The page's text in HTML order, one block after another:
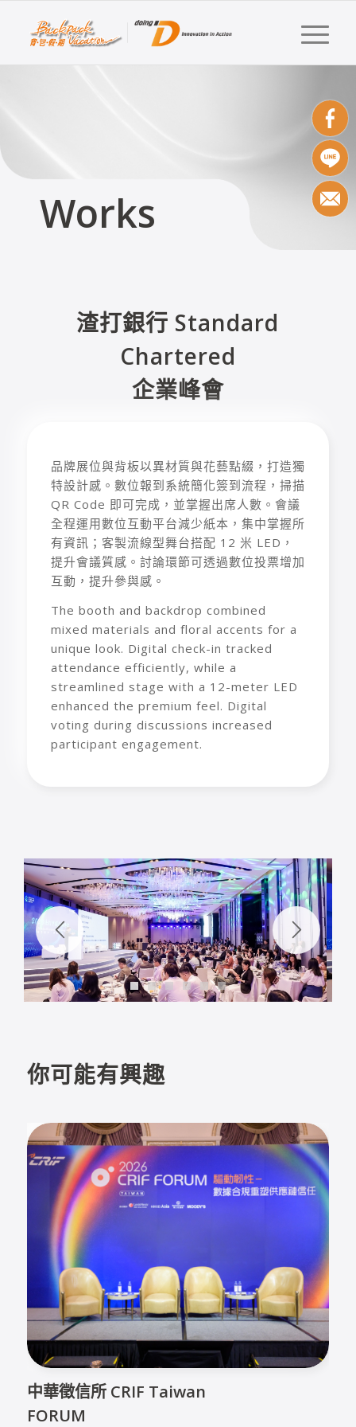
Works
渣打銀行 Standard
Chartered
企業峰會
品牌展位與背板以異材質與花藝點綴，打造獨
特設計感。數位報到系統簡化簽到流程，掃描
QR Code 即可完成，並掌握出席人數。會議
全程運用數位互動平台減少紙本，集中掌握所
有資訊；客製流線型舞台搭配 12 米 LED，
提升會議質感。討論環節可透過數位投票增加
互動，提升參與感。
The booth and backdrop combined
mixed materials and floral accents for a
unique look. Digital check-in tracked
attendance efficiently, while a
streamlined stage with a 12-meter LED
enhanced the premium feel. Digital
voting during discussions increased
participant engagement.
1 2 3 4 5 6
你可能有興趣
中華徵信所 CRIF Taiwan
FORUM